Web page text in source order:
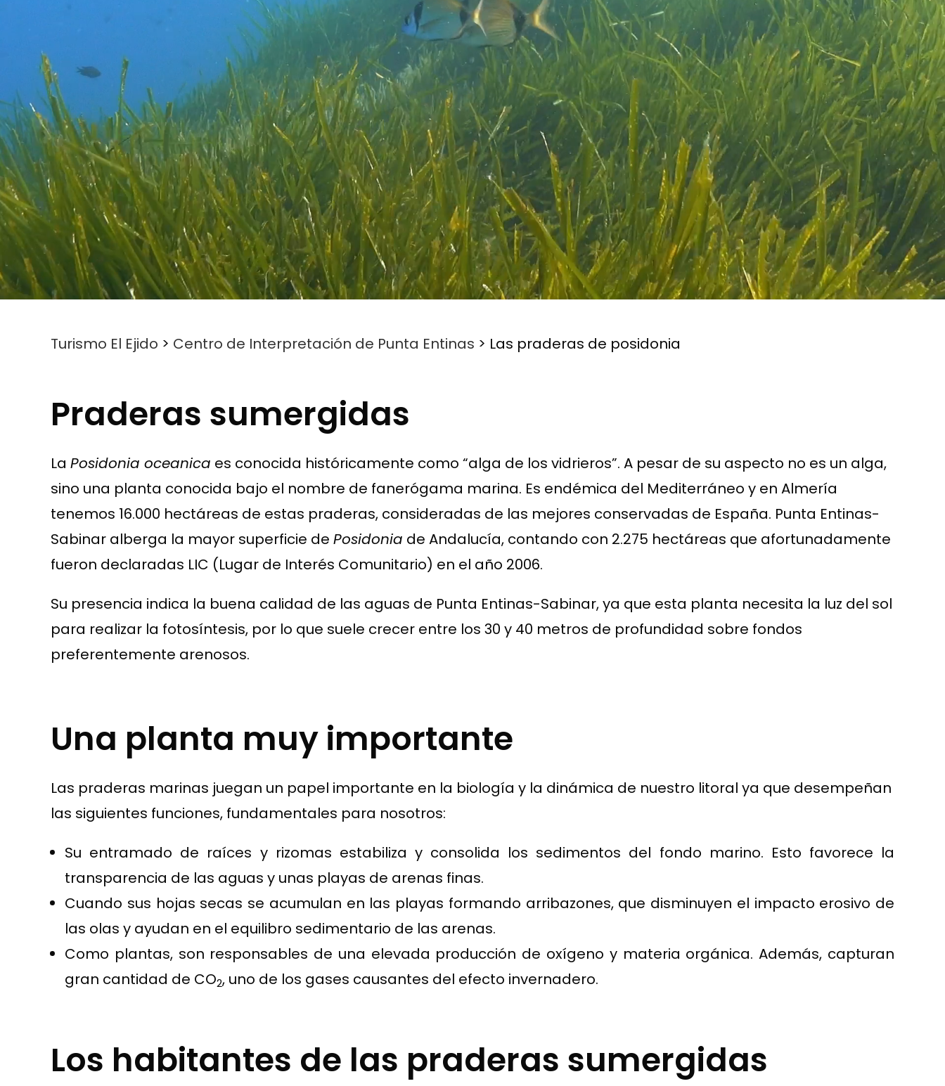
Turismo El Ejido > Centro de Interpretación de Punta Entinas > Las praderas de posidonia
Praderas sumergidas
La Posidonia oceanica es conocida históricamente como “alga de los vidrieros”. A pesar de su aspecto no es un alga,
sino una planta conocida bajo el nombre de fanerógama marina. Es endémica del Mediterráneo y en Almería
tenemos 16.000 hectáreas de estas praderas, consideradas de las mejores conservadas de España. Punta Entinas-
Sabinar alberga la mayor superficie de Posidonia de Andalucía, contando con 2.275 hectáreas que afortunadamente
fueron declaradas LIC (Lugar de Interés Comunitario) en el año 2006.
Su presencia indica la buena calidad de las aguas de Punta Entinas-Sabinar, ya que esta planta necesita la luz del sol
para realizar la fotosíntesis, por lo que suele crecer entre los 30 y 40 metros de profundidad sobre fondos
preferentemente arenosos.
Una planta muy importante
Las praderas marinas juegan un papel importante en la biología y la dinámica de nuestro litoral ya que desempeñan
las siguientes funciones, fundamentales para nosotros:
Su entramado de raíces y rizomas estabiliza y consolida los sedimentos del fondo marino. Esto favorece la
transparencia de las aguas y unas playas de arenas finas.
Cuando sus hojas secas se acumulan en las playas formando arribazones, que disminuyen el impacto erosivo de
las olas y ayudan en el equilibro sedimentario de las arenas.
Como plantas, son responsables de una elevada producción de oxígeno y materia orgánica. Además, capturan
gran cantidad de CO2, uno de los gases causantes del efecto invernadero.
Los habitantes de las praderas sumergidas